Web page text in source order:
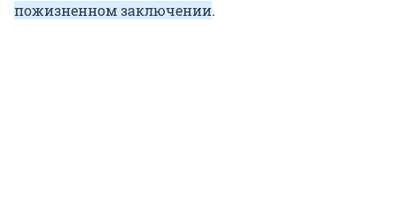
пожизненном заключении.